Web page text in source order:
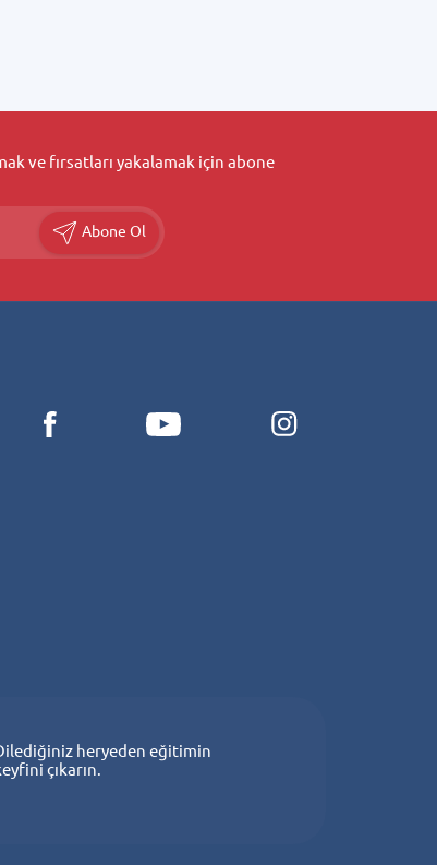
ve fırsatları yakalamak için abone
Abone Ol
heryeden eğitimin
çıkarın.